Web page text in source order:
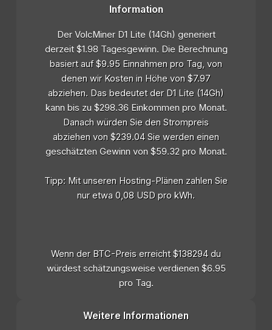
Information
Der VolcMiner D1 Lite (14Gh) generiert
derzeit $1.98 Tagesgewinn. Die Berechnung
basiert auf $9.95 Einnahmen pro Tag, von
denen wir Kosten in Höhe von $7.97
abziehen. Das bedeutet der D1 Lite (14Gh)
kann bis zu $298.36 Einkommen pro Monat.
Danach würden Sie den Strompreis
abziehen von $239.04 Sie werden einen
geschätzten Gewinn von $59.32 pro Monat.
Tipp: Mit unseren Hosting-Plänen zahlen Sie
nur etwa 0,08 USD pro kWh.
Wenn der BTC-Preis erreicht $138294 du
würdest schätzungsweise verdienen $6.95
pro Tag.
Weitere Informationen